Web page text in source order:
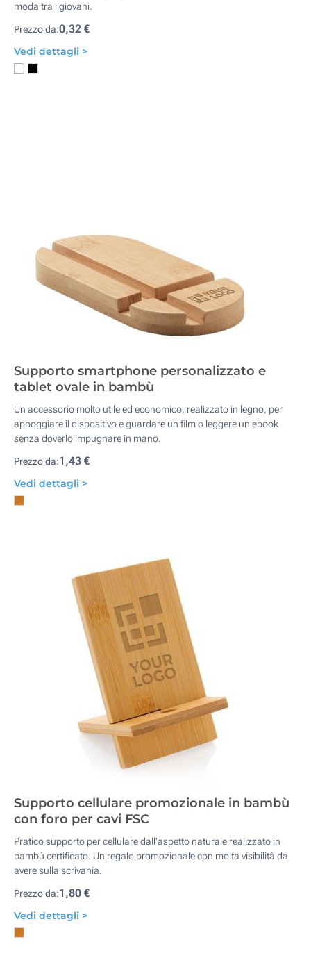
moda tra i giovani.
Prezzo da:0,32 €
Vedi dettagli >
Supporto smartphone personalizzato e
tablet ovale in bambù
Un accessorio molto utile ed economico, realizzato in legno, per
appoggiare il dispositivo e guardare un film o leggere un ebook
senza doverlo impugnare in mano.
Prezzo da:1,43 €
Vedi dettagli >
Supporto cellulare promozionale in bambù
con foro per cavi FSC
Pratico supporto per cellulare dall'aspetto naturale realizzato in
bambù certificato. Un regalo promozionale con molta visibilità da
avere sulla scrivania.
Prezzo da:1,80 €
Vedi dettagli >